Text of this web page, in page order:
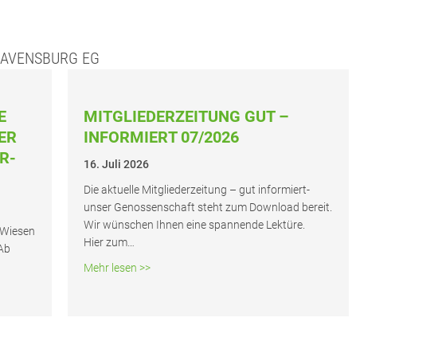
EG
unse­ren Wie­sen auf der Süd­sei­te vom Absen­reu­ter­weg 9–21, Ravensburg
MIT­GLIE­DER­ZEI­TUNG GUT –
INFOR­MIERT 07/2026
16. Juli 2026
Die aktu­el­le Mit­glie­der­zei­tung – gut infor­­miert-
unser Genos­sen­schaft steht zum Down­load bereit.
Wir wün­schen Ihnen eine span­nen­de Lek­tü­re.
Hier zum…
Mehr lesen >>about Mit­glie­der­zei­tung gut – infor­miert 07/2026